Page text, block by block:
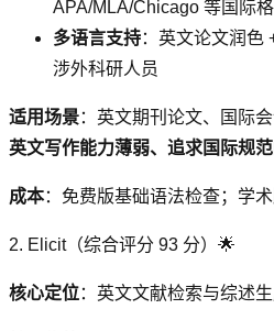
APA/MLA/Chicago 等国际
多语言支持：英文论文润色
涉外科研人员
适用场景：英文期刊论文、国际
英文写作能力薄弱、追求国际规范
成本：免费版基础语法检查；学
2. Elicit（综合评分 93 分）🌟
核心定位：英文文献检索与综述